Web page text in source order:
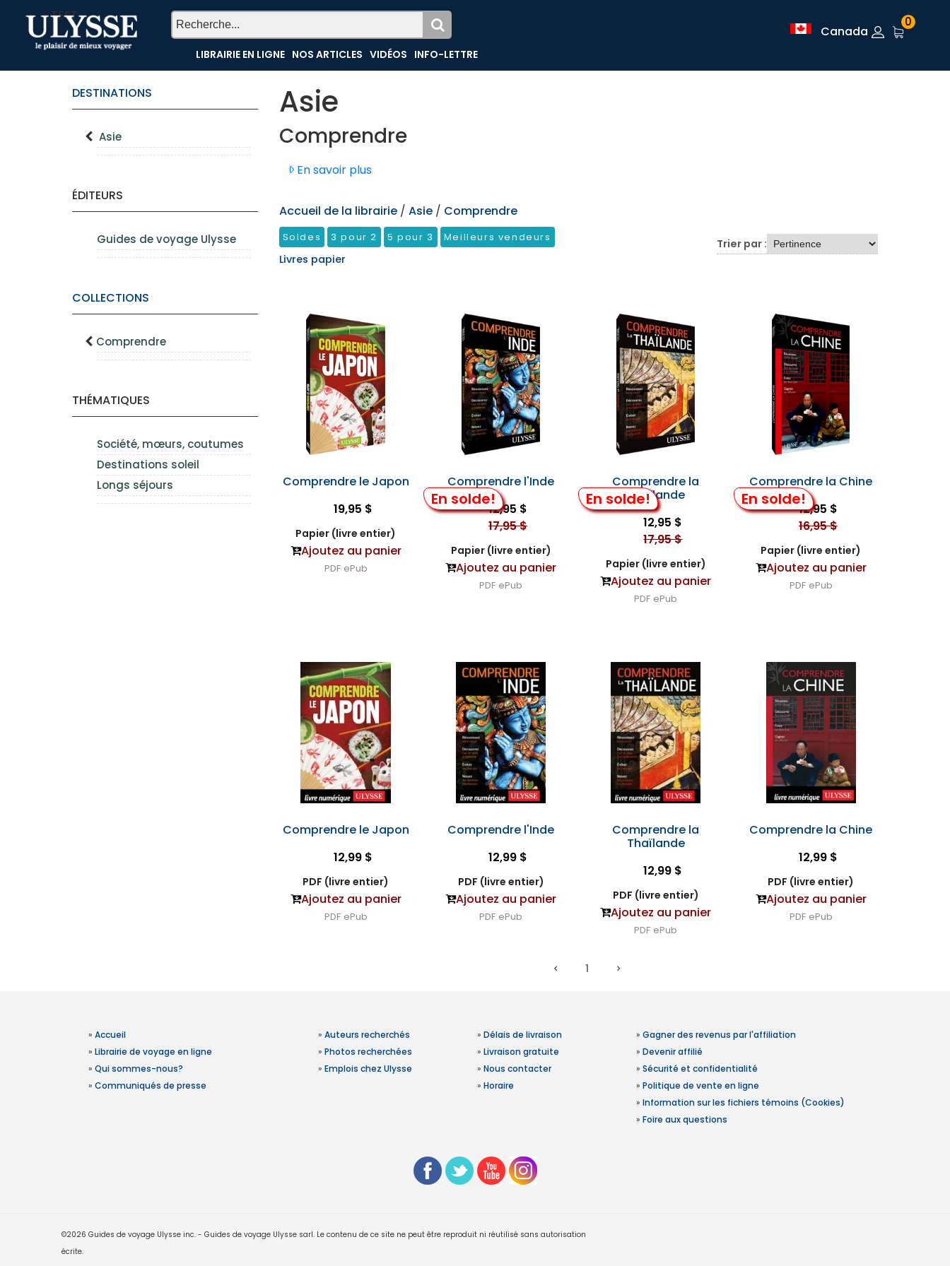
TEST
LIBRAIRIE EN LIGNE NOS ARTICLES VIDÉOS INFO-LETTRE
Canada
0
DESTINATIONS
Asie
ÉDITEURS
Guides de voyage Ulysse
COLLECTIONS
Comprendre
THÉMATIQUES
Société, mœurs, coutumes
Destinations soleil
Longs séjours
Asie
Comprendre
En savoir plus
Accueil de la librairie / Asie / Comprendre
Soldes 3 pour 2 5 pour 3 Meilleurs vendeurs
Livres papier
Trier par :
Comprendre le Japon
19,95 $
Papier (livre entier)
Ajoutez au panier
PDF ePub
En solde!
Comprendre l'Inde
12,95 $
17,95 $
Papier (livre entier)
Ajoutez au panier
PDF ePub
En solde!
Comprendre la
Thaïlande
12,95 $
17,95 $
Papier (livre entier)
Ajoutez au panier
PDF ePub
En solde!
Comprendre la Chine
12,95 $
16,95 $
Papier (livre entier)
Ajoutez au panier
PDF ePub
Comprendre le Japon
12,99 $
PDF (livre entier)
Ajoutez au panier
PDF ePub
Comprendre l'Inde
12,99 $
PDF (livre entier)
Ajoutez au panier
PDF ePub
Comprendre la
Thaïlande
12,99 $
PDF (livre entier)
Ajoutez au panier
PDF ePub
Comprendre la Chine
12,99 $
PDF (livre entier)
Ajoutez au panier
PDF ePub
1
» Accueil
» Librairie de voyage en ligne
» Qui sommes-nous?
» Communiqués de presse
» Auteurs recherchés
» Photos recherchées
» Emplois chez Ulysse
» Délais de livraison
» Livraison gratuite
» Nous contacter
» Horaire
» Gagner des revenus par l'affiliation
» Devenir affilié
» Sécurité et confidentialité
» Politique de vente en ligne
» Information sur les fichiers témoins (Cookies)
» Foire aux questions
©2026 Guides de voyage Ulysse inc. - Guides de voyage Ulysse sarl. Le contenu de ce site ne peut être reproduit ni réutilisé sans autorisation
écrite.